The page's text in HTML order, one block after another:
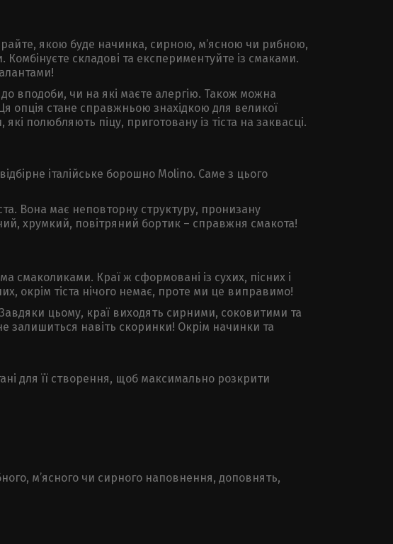
якою буде начинка, сирною, м’ясною чи рибною,
складові та експериментуйте із смаками.
вподоби, чи на які маєте алергію. Також можна
опція стане справжньою знахідкою для великої
полюбляють піцу, приготовану із тіста на заквасці.
італійське борошно Molino. Саме з цього
Вона має неповторну структуру, пронизану
хрумкий, повітряний бортик – справжня смакота!
Краї ж сформовані із сухих, пісних і
окрім тіста нічого немає, проте ми це виправимо!
цьому, краї виходять сирними, соковитими та
залишиться навіть скоринки! Окрім начинки та
для її створення, щоб максимально розкрити
м’ясного чи сирного наповнення, доповнять,